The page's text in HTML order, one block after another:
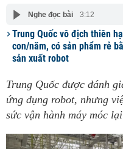
Nghe đọc bài 3:12
Trung Quốc vô địch thiên
con/năm, có sản phẩm rẻ
sản xuất robot
Trung Quốc được đánh
ứng dụng robot, nhưng
sức vận hành máy móc